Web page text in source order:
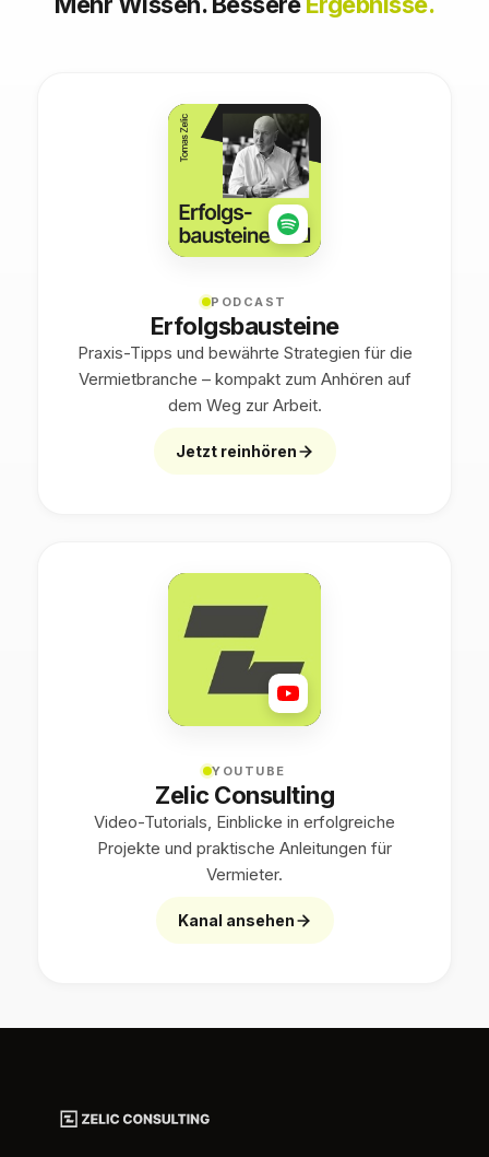
PODCAST
Erfolgsbausteine
Praxis-Tipps und bewährte Strategien für die
Vermietbranche – kompakt zum Anhören auf
dem Weg zur Arbeit.
Jetzt reinhören
YOUTUBE
Zelic Consulting
Video-Tutorials, Einblicke in erfolgreiche
Projekte und praktische Anleitungen für
Vermieter.
Kanal ansehen